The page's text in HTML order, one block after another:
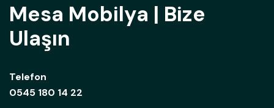
Mesa Mobilya | Bize
Ulaşın
Telefon
0545 180 14 22